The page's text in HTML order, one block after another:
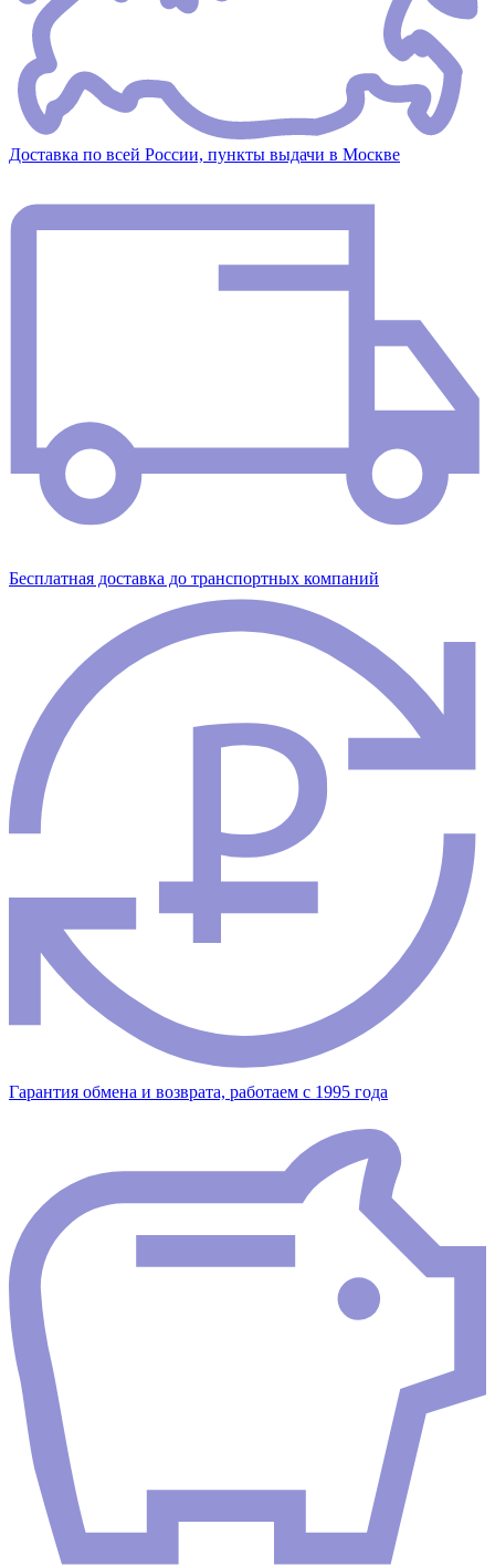
Доставка по всей России, пункты выдачи в Москве
Бесплатная доставка до транспортных компаний
Гарантия обмена и возврата, работаем с 1995 года